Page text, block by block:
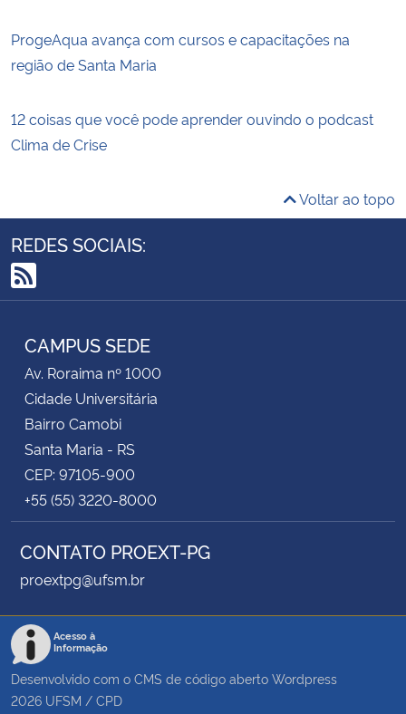
ProgeAqua avança com cursos e capacitações na
região de Santa Maria
12 coisas que você pode aprender ouvindo o podcast
Clima de Crise
Voltar ao topo
REDES SOCIAIS:
RSS
CAMPUS SEDE
Av. Roraima nº 1000
Cidade Universitária
Bairro Camobi
Santa Maria - RS
CEP: 97105-900
+55 (55) 3220-8000
CONTATO PROEXT-PG
proextpg@ufsm.br
Acesso à
Informação
Desenvolvido com o CMS de código aberto Wordpress
2026 UFSM / CPD